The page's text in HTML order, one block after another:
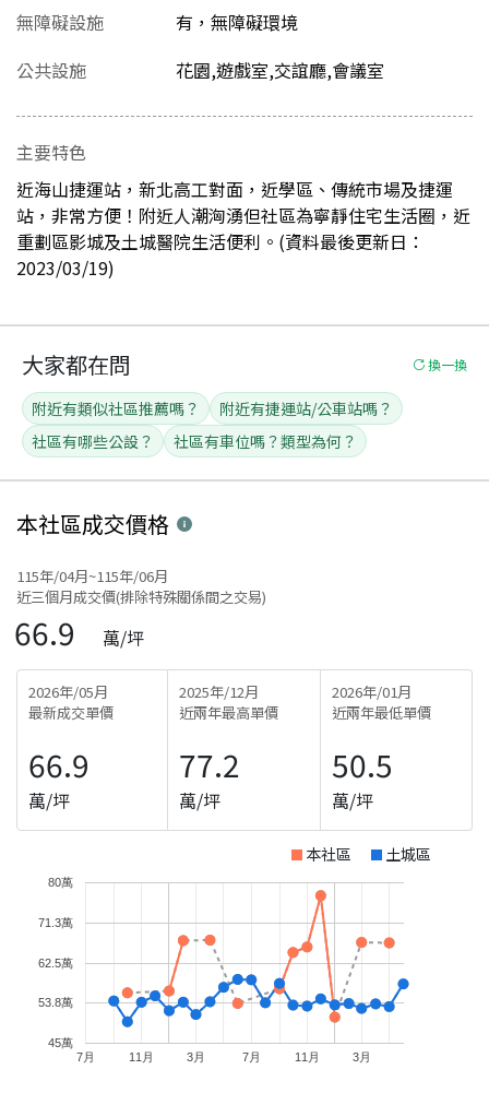
無障礙設施
有，無障礙環境
公共設施
花園,遊戲室,交誼廳,會議室
主要特色
近海山捷運站，新北高工對面，近學區、傳統市場及捷運
站，非常方便！附近人潮洶湧但社區為寧靜住宅生活圈，近
重劃區影城及土城醫院生活便利。(資料最後更新日：
2023/03/19)
大家都在問 換一換
附近有類似社區推薦嗎？
附近有捷運站/公車站嗎？
社區有哪些公設？
社區有車位嗎？類型為何？
本社區成交價格
115年/04月~115年/06月
近三個月成交價(排除特殊關係間之交易)
66.9 萬/坪
2026年/05月
最新成交單價
66.9
萬/坪
2025年/12月
近兩年最高單價
77.2
萬/坪
2026年/01月
近兩年最低單價
50.5
萬/坪
本社區 土城區
7月 11月 3月 7月 11月 3月
45萬
53.8萬
62.5萬
71.3萬
80萬